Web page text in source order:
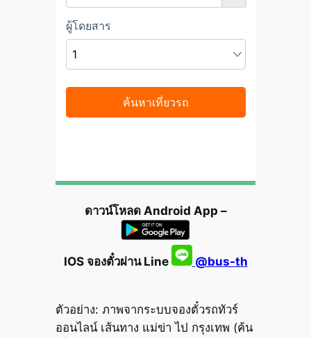
ดาวน์โหลด Android App –
IOS จองตั๋วผ่าน Line @bus-th
ตัวอย่าง: ภาพจากระบบจองตั๋วรถทัวร์
ออนไลน์ เส้นทาง แม่ข่า ไป กรุงเทพ (ค้น